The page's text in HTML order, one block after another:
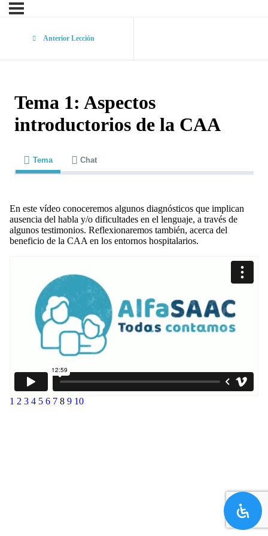
Anterior Lección
Tema 1: Aspectos
introductorios de la CAA
Tema Chat
En este vídeo conoceremos algunos diagnósticos que implican
ausencia del habla y/o dificultades en el lenguaje, a través de
algunos testimonios. Reflexionaremos también, acerca del
beneficio de la CAA en los entornos hospitalarios.
1 2 3 4 5 6 7 8 9 10